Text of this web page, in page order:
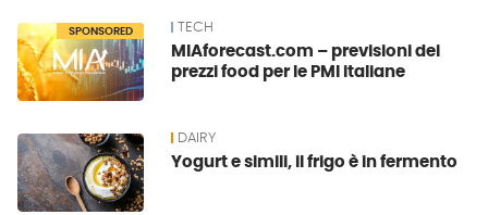
SPONSORED TECH
MIAforecast.com – previsioni dei
prezzi food per le PMI italiane
DAIRY
Yogurt e simili, il frigo è in fermento